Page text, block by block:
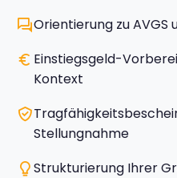
Orientierung zu AVGS
Einstiegsgeld-
Kontext
Stellungnahme
Strukturierung Ihrer